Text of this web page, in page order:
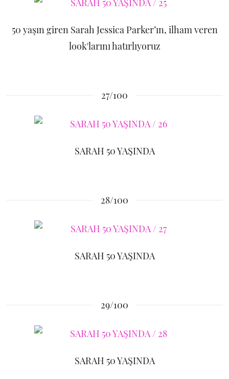
50 yaşın giren Sarah Jessica Parker’ın, ilham veren
look'larını hatırlıyoruz
27/100
SARAH 50 YAŞINDA
28/100
SARAH 50 YAŞINDA
29/100
SARAH 50 YAŞINDA